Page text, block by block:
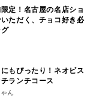
定！名古屋の名店ショ
ただく、チョコ好き必
グ
もぴったり！ネオビス
ランチコース
ん